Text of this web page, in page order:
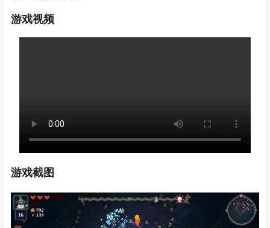
游戏视频
游戏截图